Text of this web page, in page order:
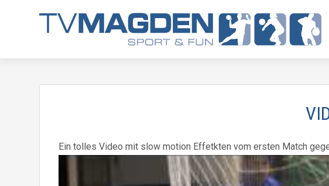
Ein tolles Video mit slow motion Effetkten vom ersten Match